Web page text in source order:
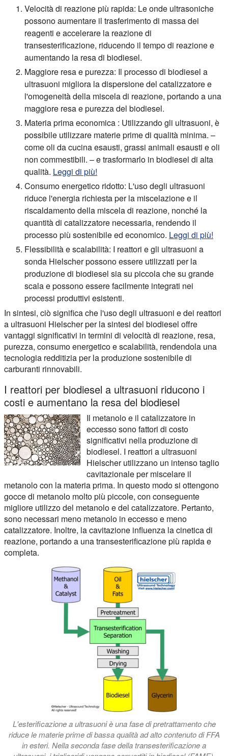
Velocità di reazione più rapida: Le onde ultrasoniche
possono aumentare il trasferimento di massa dei
reagenti e accelerare la reazione di
transesterificazione, riducendo il tempo di reazione e
aumentando la resa di biodiesel.
Maggiore resa e purezza: Il processo di biodiesel a
ultrasuoni migliora la dispersione del catalizzatore e
l'omogeneità della miscela di reazione, portando a una
maggiore resa e purezza del biodiesel.
Materia prima economica : Utilizzando gli ultrasuoni, è
possibile utilizzare materie prime di qualità minima. –
come oli da cucina esausti, grassi animali esausti e oli
non commestibili. – e trasformarlo in biodiesel di alta
qualità. Leggi di più!
Consumo energetico ridotto: L'uso degli ultrasuoni
riduce l'energia richiesta per la miscelazione e il
riscaldamento della miscela di reazione, nonché la
quantità di catalizzatore necessaria, rendendo il
processo più sostenibile ed economico. Leggi di più!
Flessibilità e scalabilità: I reattori e gli ultrasuoni a
sonda Hielscher possono essere utilizzati per la
produzione di biodiesel sia su piccola che su grande
scala e possono essere facilmente integrati nei
processi produttivi esistenti.
In sintesi, ciò significa che l'uso degli ultrasuoni e dei reattori
a ultrasuoni Hielscher per la sintesi del biodiesel offre
vantaggi significativi in termini di velocità di reazione, resa,
purezza, consumo energetico e scalabilità, rendendola una
tecnologia redditizia per la produzione sostenibile di
carburanti rinnovabili.
I reattori per biodiesel a ultrasuoni riducono i
costi e aumentano la resa del biodiesel
Il metanolo e il catalizzatore in
eccesso sono fattori di costo
significativi nella produzione di
biodiesel. I reattori a ultrasuoni
Hielscher utilizzano un intenso taglio
cavitazionale per miscelare il
metanolo con la materia prima. In questo modo si ottengono
gocce di metanolo molto più piccole, con conseguente
migliore utilizzo del metanolo e del catalizzatore. Pertanto,
sono necessari meno metanolo in eccesso e meno
catalizzatore. Inoltre, la cavitazione influenza la cinetica di
reazione, portando a una transesterificazione più rapida e
completa.
L'esterificazione a ultrasuoni è una fase di pretrattamento che
riduce le materie prime di bassa qualità ad alto contenuto di FFA
in esteri. Nella seconda fase della transesterificazione a